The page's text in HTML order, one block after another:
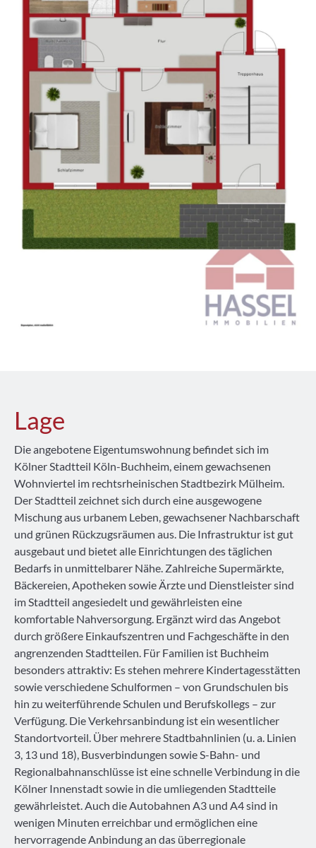
Lage
Die angebotene Eigentumswohnung befindet sich im
Kölner Stadtteil Köln-Buchheim, einem gewachsenen
Wohnviertel im rechtsrheinischen Stadtbezirk Mülheim.
Der Stadtteil zeichnet sich durch eine ausgewogene
Mischung aus urbanem Leben, gewachsener Nachbarschaft
und grünen Rückzugsräumen aus. Die Infrastruktur ist gut
ausgebaut und bietet alle Einrichtungen des täglichen
Bedarfs in unmittelbarer Nähe. Zahlreiche Supermärkte,
Bäckereien, Apotheken sowie Ärzte und Dienstleister sind
im Stadtteil angesiedelt und gewährleisten eine
komfortable Nahversorgung. Ergänzt wird das Angebot
durch größere Einkaufszentren und Fachgeschäfte in den
angrenzenden Stadtteilen. Für Familien ist Buchheim
besonders attraktiv: Es stehen mehrere Kindertagesstätten
sowie verschiedene Schulformen – von Grundschulen bis
hin zu weiterführende Schulen und Berufskollegs – zur
Verfügung. Die Verkehrsanbindung ist ein wesentlicher
Standortvorteil. Über mehrere Stadtbahnlinien (u. a. Linien
3, 13 und 18), Busverbindungen sowie S-Bahn- und
Regionalbahnanschlüsse ist eine schnelle Verbindung in die
Kölner Innenstadt sowie in die umliegenden Stadtteile
gewährleistet. Auch die Autobahnen A3 und A4 sind in
wenigen Minuten erreichbar und ermöglichen eine
hervorragende Anbindung an das überregionale